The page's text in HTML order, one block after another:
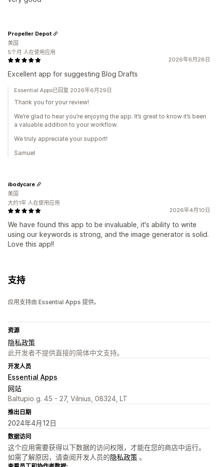
2026年6月28日
Excellent app for suggesting Blog Drafts
Propeller Depot
美国
5个月 人在使用应用
Essential Apps已回复 2026年6月29日
Thank you for your review!
We’re glad to hear you’re enjoying the app. It’s great to know it’s been
a valuable addition to your workflow.
We truly appreciate your support!
Samuel
2026年4月10日
We have found this app to be invaluable, it's ability to write
using our keywords is strong, and the image generator is solid.
Love this app!!
ibodycare
美国
大约1年 人在使用应用
支持
应用支持由 Essential Apps 提供。
资源
隐私政策
此开发者不提供直接的简体中文支持。
开发人员
Essential Apps
网站
Baltupio g. 45 - 27, Vilnius, 08324, LT
推出日期
2024年4月12日
数据访问
这个应用需要获得以下数据的访问权限，才能在您的商店中运行。
如需了解原因，请查阅开发人员的隐私政策 。